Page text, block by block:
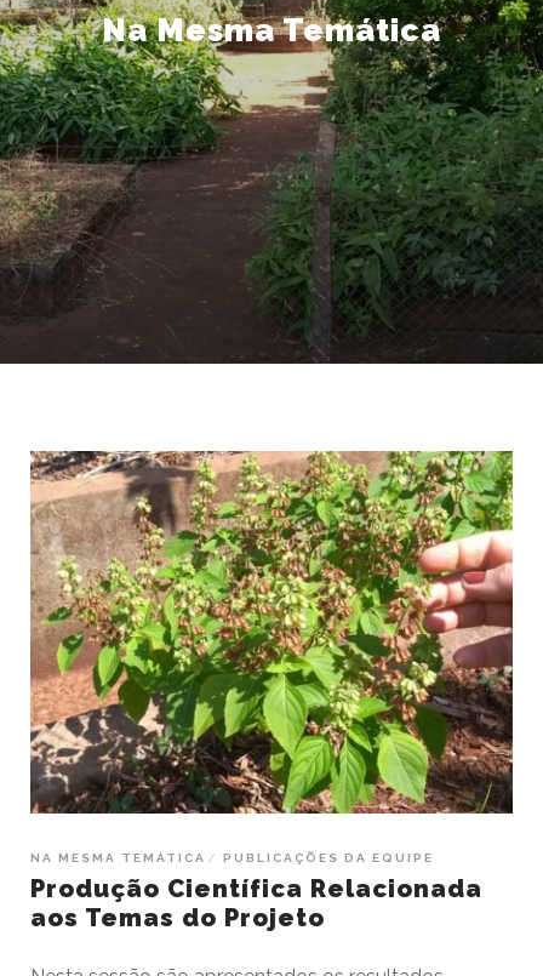
Na Mesma Temática
NA MESMA TEMÁTICA PUBLICAÇÕES DA EQUIPE
Produção Científica Relacionada
aos Temas do Projeto